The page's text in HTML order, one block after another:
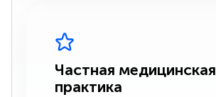
Частная медицинская
практика